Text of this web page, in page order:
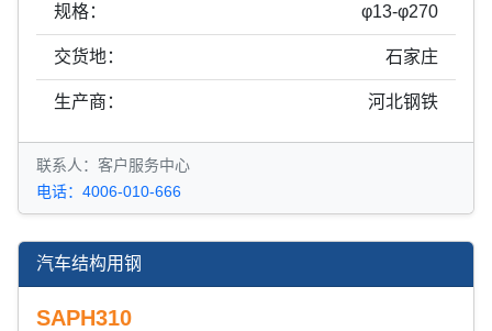
规格： φ13-φ270
交货地： 石家庄
生产商： 河北钢铁
联系人：客户服务中心
电话：4006-010-666
汽车结构用钢
SAPH310